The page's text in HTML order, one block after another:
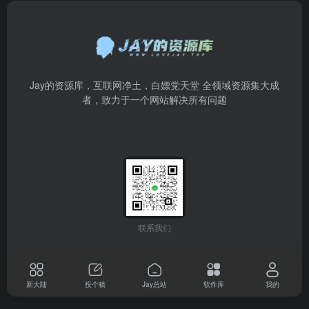
Jay的资源库，互联网净土，白嫖党天堂 全领域资源集大成
者，致力于一个网站解决所有问题
联系我们
新大陆 投个稿 Jay总站 软件库 我的